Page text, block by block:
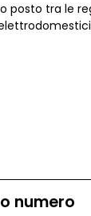
posto tra le
numero